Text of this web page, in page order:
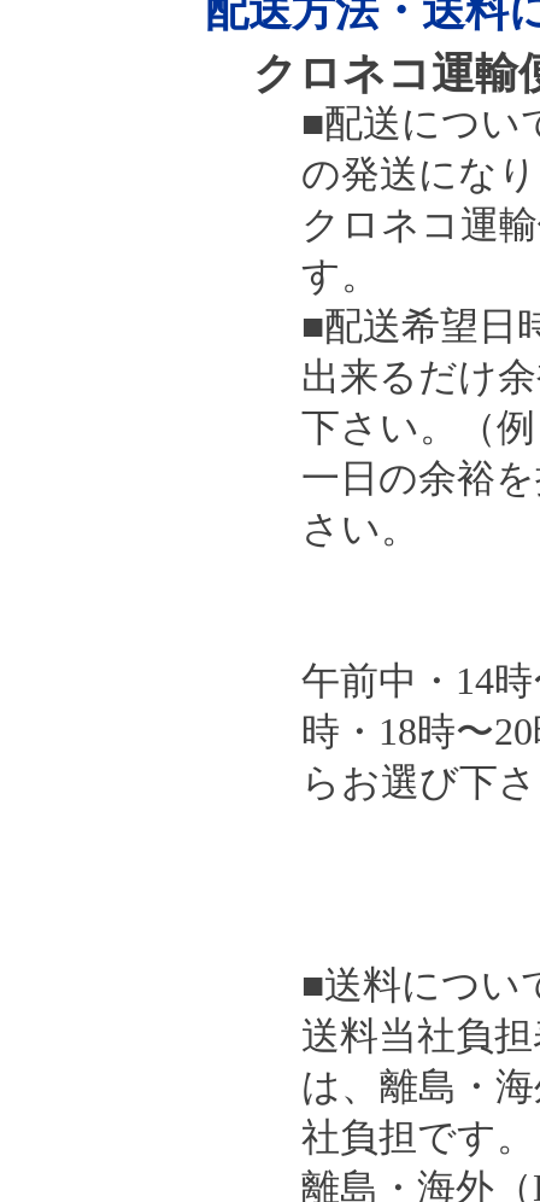
配送方法・送料
クロネコ運輸
■配送につい
の発送にな
クロネコ運
す。
■配送希望日
出来るだけ
下さい。（
一日の余裕
さい。
午前中・14
時・18時〜
らお選び下
■送料につい
送料当社負
は、離島・
社負担です。
離島・海外